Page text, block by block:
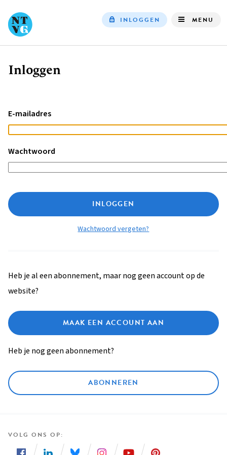
INLOGGEN MENU
Kruimelpad
Inloggen
E-mailadres
Wachtwoord
INLOGGEN
Wachtwoord vergeten?
Heb je al een abonnement, maar nog geen account op de
website?
MAAK EEN ACCOUNT AAN
Heb je nog geen abonnement?
ABONNEREN
VOLG ONS OP